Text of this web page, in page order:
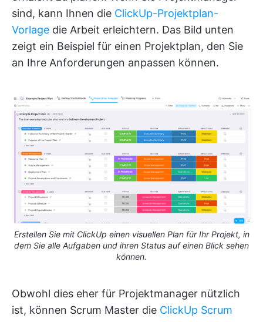
sind, kann Ihnen die ClickUp-Projektplan-
Vorlage die Arbeit erleichtern. Das Bild unten
zeigt ein Beispiel für einen Projektplan, den Sie
an Ihre Anforderungen anpassen können.
Erstellen Sie mit ClickUp einen visuellen Plan für Ihr Projekt, in
dem Sie alle Aufgaben und ihren Status auf einen Blick sehen
können.
Obwohl dies eher für Projektmanager nützlich
ist, können Scrum Master die ClickUp Scrum